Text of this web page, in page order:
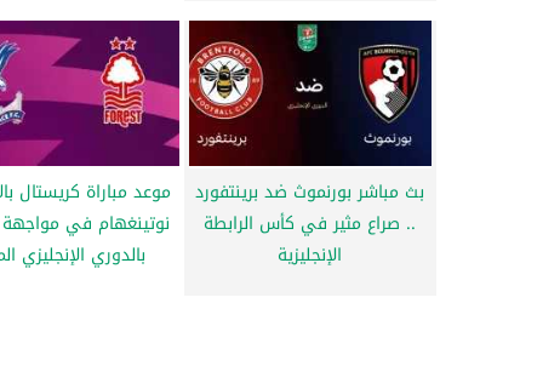
بث مباشر بورنموث ضد برينتفورد
.. صراع مثير في كأس الرابطة
الإنجليزية
موعد مباراة كريستال
نوتينغهام في مواجهة
بالدوري الإنجليزي